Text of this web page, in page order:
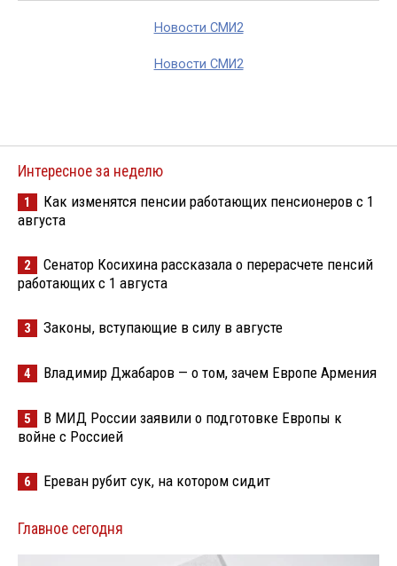
Новости СМИ2
Новости СМИ2
Интересное за неделю
1
Как изменятся пенсии работающих пенсионеров с 1
августа
2
Сенатор Косихина рассказала о перерасчете пенсий
работающих с 1 августа
3 Законы, вступающие в силу в августе
4 Владимир Джабаров — о том, зачем Европе Армения
5
В МИД России заявили о подготовке Европы к
войне с Россией
6 Ереван рубит сук, на котором сидит
Главное сегодня